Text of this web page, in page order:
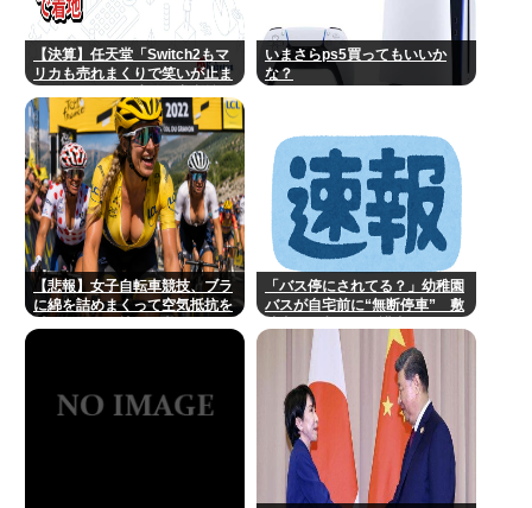
【決算】任天堂「Switch2もマ
リカも売れまくりで笑いが止ま
前年同期比2.2倍の2061億円に
いまさらps5買ってもいいか
な？
【悲報】女子自転車競技、ブラ
に綿を詰めまくって空気抵抗を
「バス停にされてる？」幼稚園
バスが自宅前に“無断停車” 敷
「我慢の限界」